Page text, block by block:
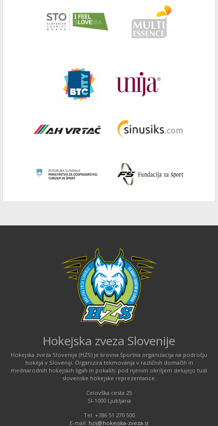
Hokejska zveza Slovenije
Hokejska zveza Slovenije (HZS) je krovna športna organizacija na področju
hokeja v Sloveniji. Organizira tekmovanja v različnih domačih in
mednarodnih hokejskih ligah in pokalih; pod njenim okriljem delujejo tudi
slovenske hokejske reprezentance.
Celovška cesta 25
SI-1000 Ljubljana
Tel: +386 51 270 500
E-mail: hzs@hokejska-zveza.si